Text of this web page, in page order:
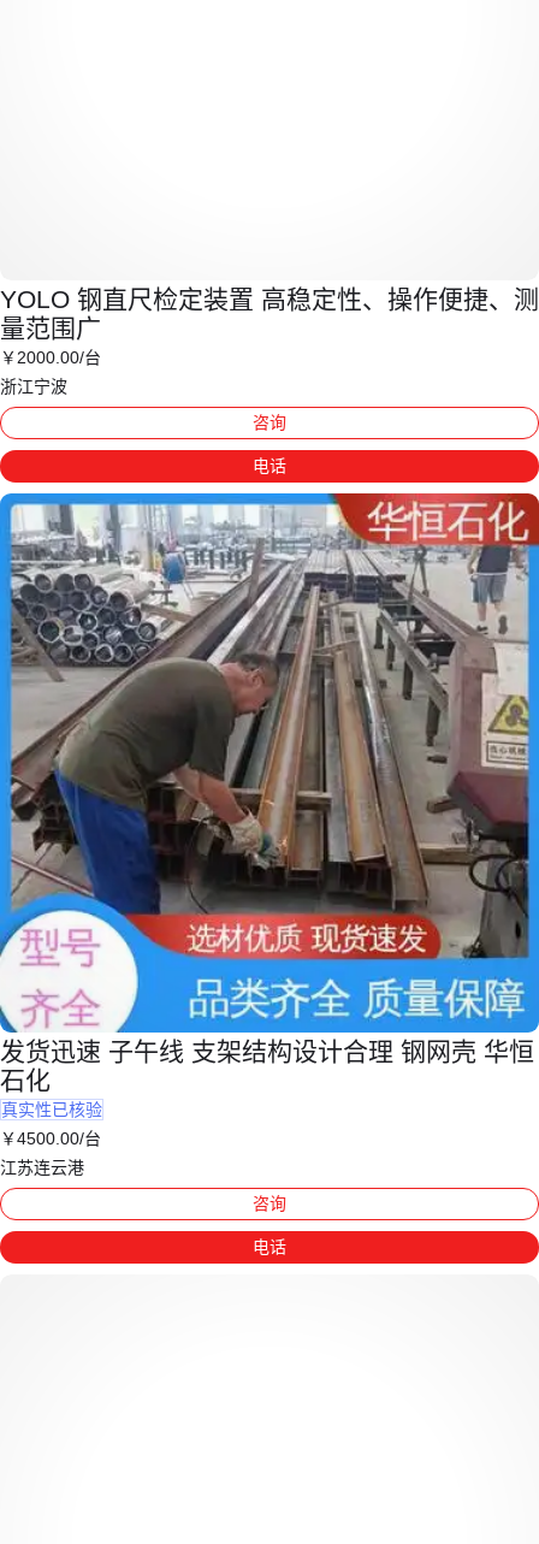
YOLO 钢直尺检定装置 高稳定性、操作便捷、测
量范围广
￥2000.00/台
浙江宁波
咨询
电话
发货迅速 子午线 支架结构设计合理 钢网壳 华恒
石化
真实性已核验
￥4500.00/台
江苏连云港
咨询
电话